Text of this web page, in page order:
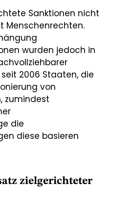
Sanktionen nicht
Menschenrechten.
wurden jedoch in
2006 Staaten, die
von
zumindest
die
diese basieren
zielgerichteter